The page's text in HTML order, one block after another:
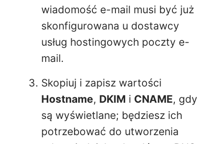
wiadomość e-mail musi być już
skonfigurowana u dostawcy
usług hostingowych poczty e-
mail.
Skopiuj i zapisz wartości
Hostname, DKIM i CNAME, gdy
są wyświetlane; będziesz ich
potrzebować do utworzenia